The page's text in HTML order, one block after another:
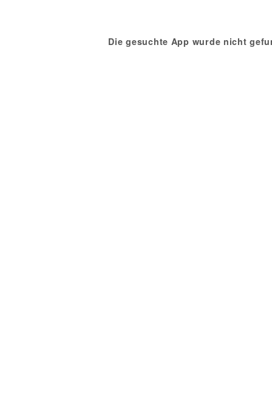
Die gesuchte App wurde nicht